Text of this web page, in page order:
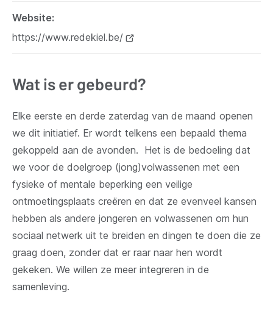
Website
https://www.redekiel.be/
Wat is er gebeurd?
Elke eerste en derde zaterdag van de maand openen
we dit initiatief. Er wordt telkens een bepaald thema
gekoppeld aan de avonden. Het is de bedoeling dat
we voor de doelgroep (jong)volwassenen met een
fysieke of mentale beperking een veilige
ontmoetingsplaats creëren en dat ze evenveel kansen
hebben als andere jongeren en volwassenen om hun
sociaal netwerk uit te breiden en dingen te doen die ze
graag doen, zonder dat er raar naar hen wordt
gekeken. We willen ze meer integreren in de
samenleving.